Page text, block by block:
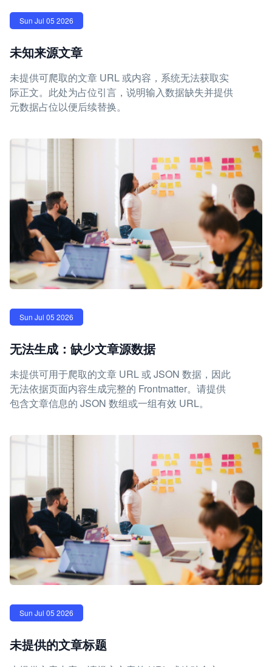
Sun Jul 05 2026
未知来源文章
未提供可爬取的文章 URL 或内容，系统无法获取实
际正文。此处为占位引言，说明输入数据缺失并提供
元数据占位以便后续替换。
Sun Jul 05 2026
无法生成：缺少文章源数据
未提供可用于爬取的文章 URL 或 JSON 数据，因此
无法依据页面内容生成完整的 Frontmatter。请提供
包含文章信息的 JSON 数组或一组有效 URL。
Sun Jul 05 2026
未提供的文章标题